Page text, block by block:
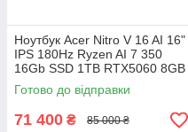
Ноутбук Acer Nitro V 16 AI 16"
IPS 180Hz Ryzen AI 7 350
16Gb SSD 1TB RTX5060 8GB
ANV16-61
(NH.U25AA.002)12303
Готово до відправки
71 400 ₴ 85 000 ₴